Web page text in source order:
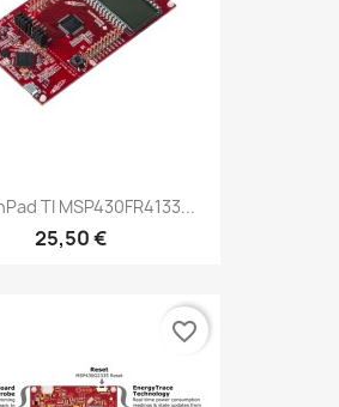
TI MSP430FR4133...
25,50 €
favorite_border